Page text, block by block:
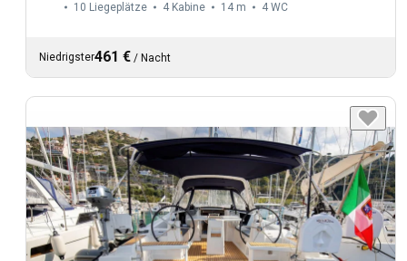
10 Liegeplätze 4 Kabine 14 m 4 WC
Niedrigster461 € / Nacht